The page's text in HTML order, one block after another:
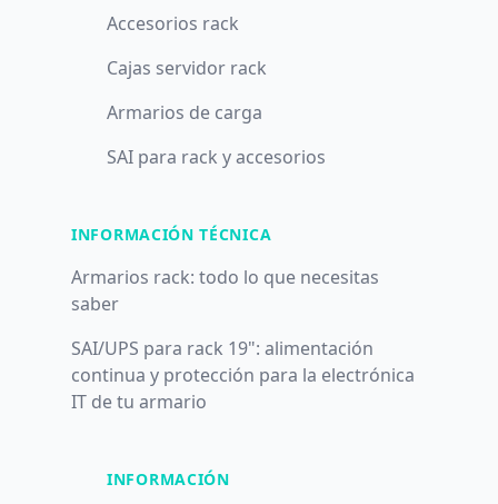
Accesorios rack
Cajas servidor rack
Armarios de carga
SAI para rack y accesorios
INFORMACIÓN TÉCNICA
Armarios rack: todo lo que necesitas
saber
SAI/UPS para rack 19": alimentación
continua y protección para la electrónica
IT de tu armario
INFORMACIÓN